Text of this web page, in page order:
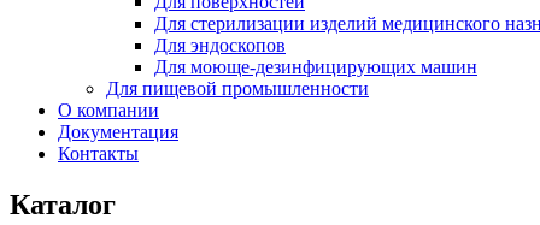
Для стерилизации изделий медицинского
Для эндоскопов
Для моюще-дезинфицирующих машин
Для пищевой промышленности
О компании
Документация
Контакты
Каталог